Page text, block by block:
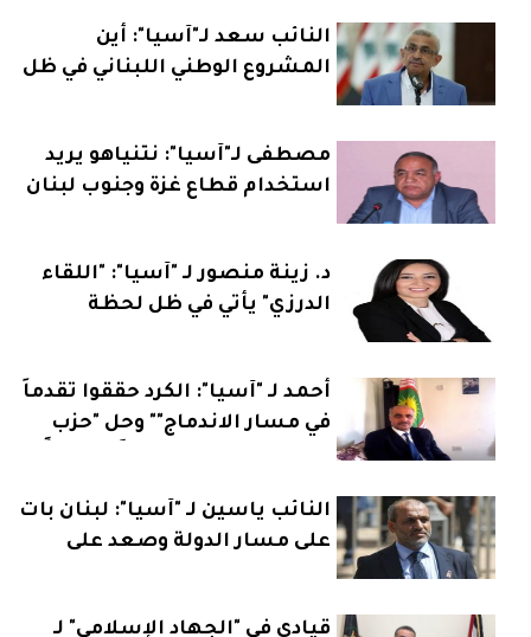
النائب سعد لـ"آسيا": أين
المشروع الوطني اللبناني في ظل
مصطفى لـ"آسيا": نتنياهو يريد
استخدام قطاع غزة وجنوب لبنان
د. زينة منصور لـ "آسيا": "اللقاء
الدرزي" يأتي في ظل لحظة
أحمد لـ "آسيا": الكرد حققوا تقدماً
في مسار الاندماج"" وحل "حزب
النائب ياسين لـ "آسيا": لبنان بات
على مسار الدولة وصعد على
قيادي في "الجهاد الإسلامي" لـ